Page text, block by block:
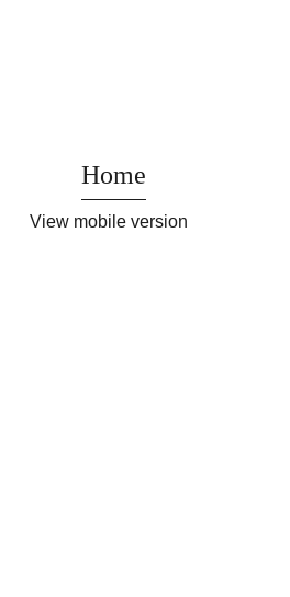
Home
View mobile version